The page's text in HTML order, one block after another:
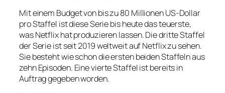
Mit einem Budget von bis zu 80 Millionen US-Dollar
pro Staffel ist diese Serie bis heute das teuerste,
was Netflix hat produzieren lassen. Die dritte Staffel
der Serie ist seit 2019 weltweit auf Netflix zu sehen.
Sie besteht wie schon die ersten beiden Staffeln aus
zehn Episoden. Eine vierte Staffel ist bereits in
Auftrag gegeben worden.